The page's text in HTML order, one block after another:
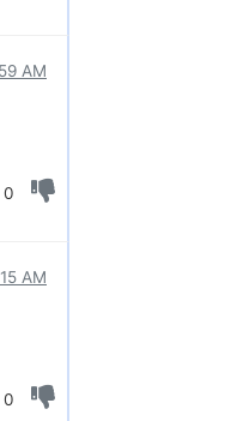
AM
0
AM
0